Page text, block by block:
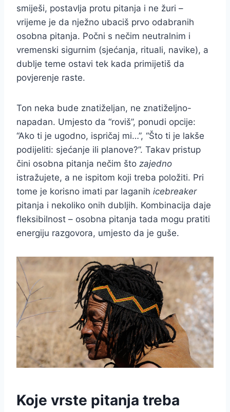
smiješi, postavlja protu pitanja i ne žuri –
vrijeme je da nježno ubaciš prvo odabranih
osobna pitanja. Počni s nečim neutralnim i
vremenski sigurnim (sjećanja, rituali, navike), a
dublje teme ostavi tek kada primijetiš da
povjerenje raste.
Ton neka bude znatiželjan, ne znatiželjno-
napadan. Umjesto da “roviš”, ponudi opcije:
“Ako ti je ugodno, ispričaj mi…”, “Što ti je lakše
podijeliti: sjećanje ili planove?”. Takav pristup
čini osobna pitanja nečim što zajedno
istražujete, a ne ispitom koji treba položiti. Pri
tome je korisno imati par laganih icebreaker
pitanja i nekoliko onih dubljih. Kombinacija daje
fleksibilnost – osobna pitanja tada mogu pratiti
energiju razgovora, umjesto da je guše.
Koje vrste pitanja treba